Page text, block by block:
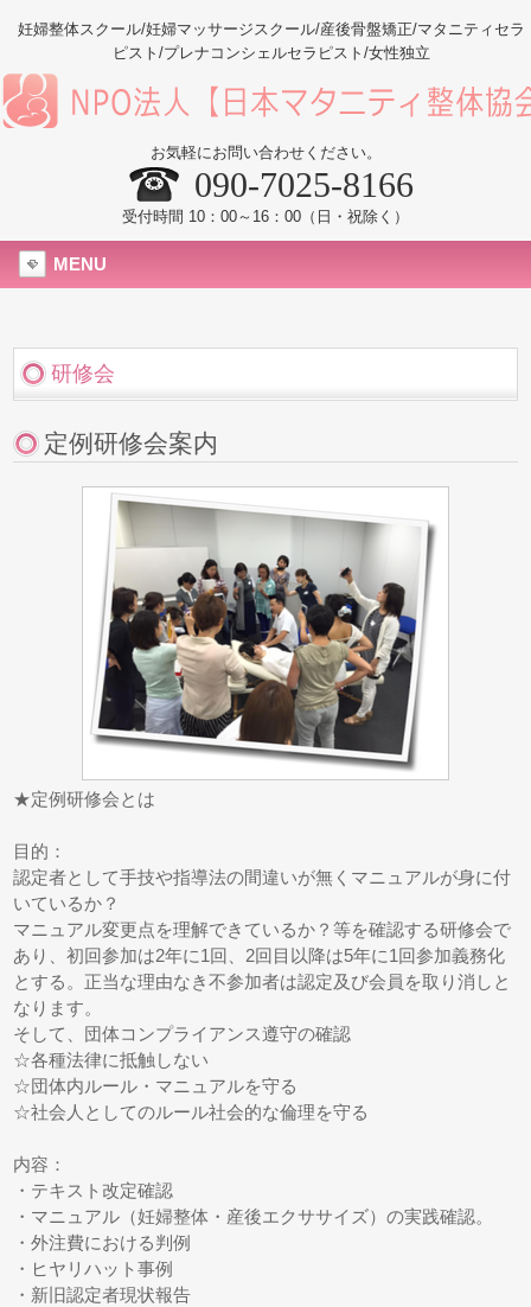
妊婦整体スクール/妊婦マッサージスクール/産後骨盤矯正/マタニティセラ
ピスト/プレナコンシェルセラピスト/女性独立
お気軽にお問い合わせください。
090-7025-8166
受付時間 10：00～16：00（日・祝除く）
MENU
研修会
定例研修会案内
★定例研修会とは
目的：
認定者として手技や指導法の間違いが無くマニュアルが身に付
いているか？
マニュアル変更点を理解できているか？等を確認する研修会で
あり、初回参加は2年に1回、2回目以降は5年に1回参加義務化
とする。正当な理由なき不参加者は認定及び会員を取り消しと
なります。
そして、団体コンプライアンス遵守の確認
☆各種法律に抵触しない
☆団体内ルール・マニュアルを守る
☆社会人としてのルール社会的な倫理を守る
内容：
・テキスト改定確認
・マニュアル（妊婦整体・産後エクササイズ）の実践確認。
・外注費における判例
・ヒヤリハット事例
・新旧認定者現状報告